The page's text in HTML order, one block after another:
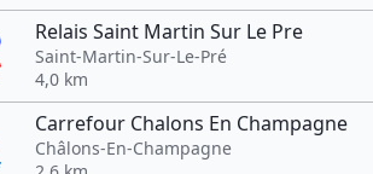
Relais Saint Martin Sur Le Pre
Saint-Martin-Sur-Le-Pré
4,0 km
Carrefour Chalons En Champagne
Châlons-En-Champagne